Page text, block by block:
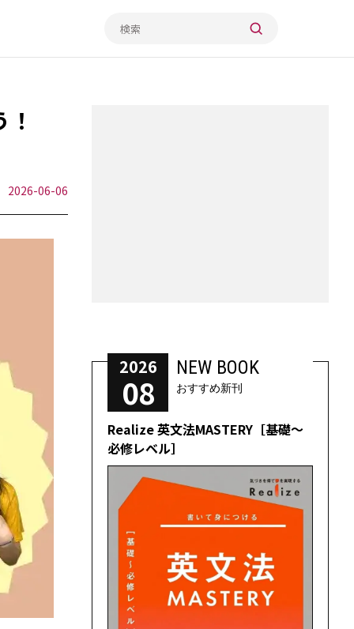
2026-06-06
2026
08
NEW BOOK
おすすめ新刊
Realize 英文法MASTERY［基礎～
必修レベル］